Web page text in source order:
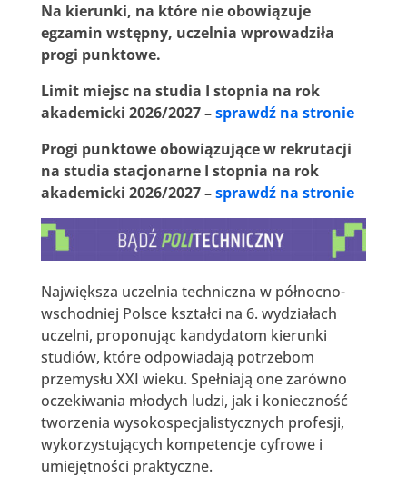
Na kierunki, na które nie obowiązuje
egzamin wstępny, uczelnia wprowadziła
progi punktowe.
Limit miejsc na studia I stopnia na rok
akademicki 2026/2027 –sprawdź na stronie
Progi punktowe obowiązujące w rekrutacji
na studia stacjonarne I stopnia na rok
akademicki 2026/2027 –sprawdź na stronie
Największa uczelnia techniczna w północno-
wschodniej Polsce kształci na 6. wydziałach
uczelni, proponując kandydatom kierunki
studiów, które odpowiadają potrzebom
przemysłu XXI wieku. Spełniają one zarówno
oczekiwania młodych ludzi, jak i konieczność
tworzenia wysokospecjalistycznych profesji,
wykorzystujących kompetencje cyfrowe i
umiejętności praktyczne.